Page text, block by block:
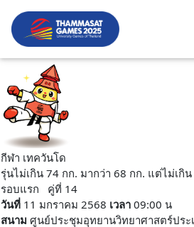
กีฬา เทควันโด
รุ่นไม่เกิน 74 กก. มากว่า 68 กก. แต่ไม่เกิ
รอบแรก คู่ที่ 14
วันที่ 11 มกราคม 2568 เวลา 09:00 น
สนาม ศูนย์ประชุมอุทยานวิทยาศาสตร์ประ